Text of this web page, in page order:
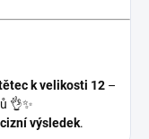
k velikosti 12 –
👌✨
výsledek.